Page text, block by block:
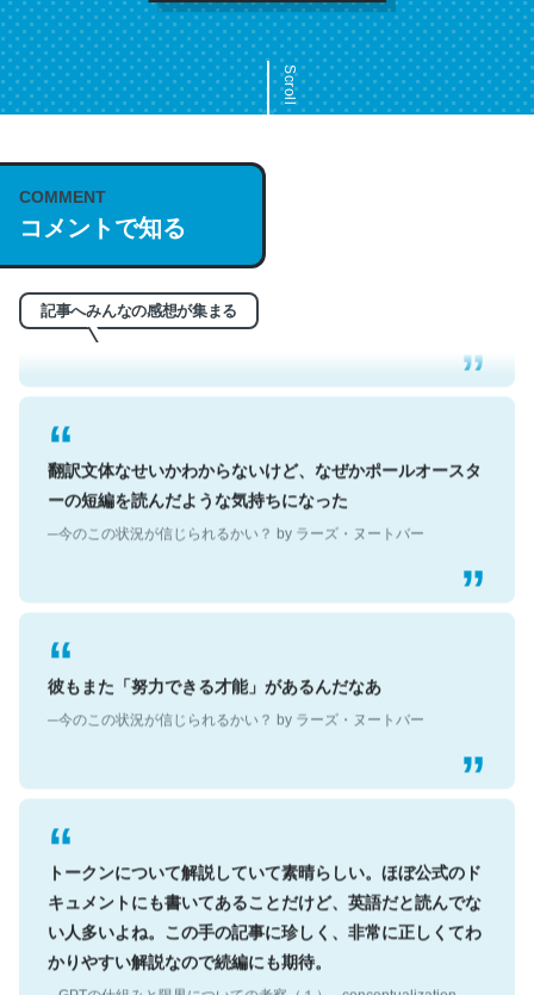
Scroll
COMMENT
コメントで知る
記事へみんなの感想が集まる
これは名文。彼はとてもクレバーなんだろうなと凄く思
う。英語少しでも読める人は原文もお勧め。自分はこの流
れ好き。Let’s Fucking Go. Then Covid hit. Shit.
─今のこの状況が信じられるかい？ by ラーズ・ヌートバー
翻訳文体なせいかわからないけど、なぜかポールオースタ
ーの短編を読んだような気持ちになった
─今のこの状況が信じられるかい？ by ラーズ・ヌートバー
彼もまた「努力できる才能」があるんだなあ
─今のこの状況が信じられるかい？ by ラーズ・ヌートバー
トークンについて解説していて素晴らしい。ほぼ公式のド
キュメントにも書いてあることだけど、英語だと読んでな
い人多いよね。この手の記事に珍しく、非常に正しくてわ
かりやすい解説なので続編にも期待。
─GPTの仕組みと限界についての考察（１） - conceptualization